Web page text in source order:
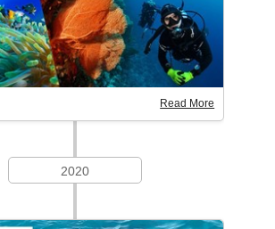
Read More
2020